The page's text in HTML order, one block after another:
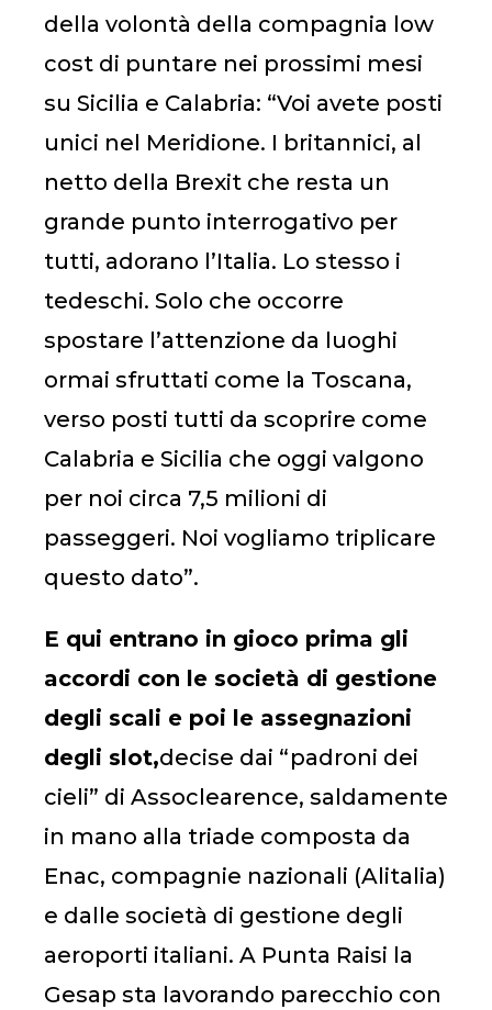
della volontà della compagnia low
cost di puntare nei prossimi mesi
su Sicilia e Calabria: “Voi avete posti
unici nel Meridione. I britannici, al
netto della Brexit che resta un
grande punto interrogativo per
tutti, adorano l’Italia. Lo stesso i
tedeschi. Solo che occorre
spostare l’attenzione da luoghi
ormai sfruttati come la Toscana,
verso posti tutti da scoprire come
Calabria e Sicilia che oggi valgono
per noi circa 7,5 milioni di
passeggeri. Noi vogliamo triplicare
questo dato”.
E qui entrano in gioco prima gli
accordi con le società di gestione
degli scali e poi le assegnazioni
degli slot,decise dai “padroni dei
cieli” di Assoclearence, saldamente
in mano alla triade composta da
Enac, compagnie nazionali (Alitalia)
e dalle società di gestione degli
aeroporti italiani. A Punta Raisi la
Gesap sta lavorando parecchio con